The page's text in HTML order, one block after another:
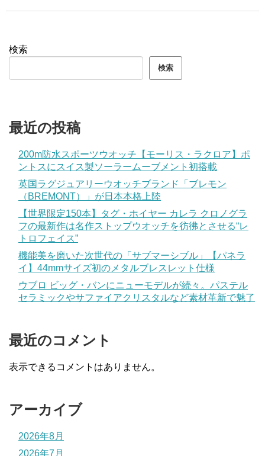
検索
検索
最近の投稿
200m防水スポーツウオッチ【モーリス・ラクロア】ポ
ントスにスイス製ソーラームーブメント初搭載
英国ラグジュアリーウオッチブランド「ブレモン
（BREMONT）」が日本本格上陸
【世界限定150本】タグ・ホイヤー カレラ クロノグラ
フの最新作は名作ストップウオッチを彷彿とさせる“レ
トロフェイス”
機能美を磨いた次世代の「サブマーシブル」【パネラ
イ】44mmサイズ初のメタルブレスレット仕様
ウブロ ビッグ・バンにニューモデルが続々。パステル
セラミックやサファイアクリスタルなど素材革新で魅了
最近のコメント
表示できるコメントはありません。
アーカイブ
2026年8月
2026年7月